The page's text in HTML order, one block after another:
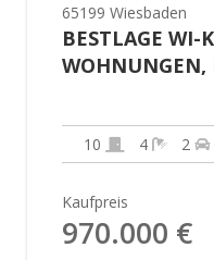
65199 Wiesbaden
BESTLAGE WI-
WOHNUNGEN,
10 4 2
Kaufpreis
970.000 €